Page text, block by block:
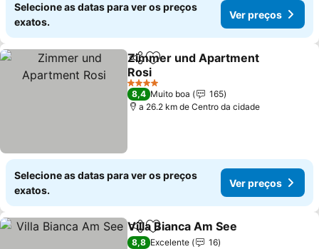
Selecione as datas para ver os preços
exatos.
Ver preços
PartilharAdicionar aos favoritos
Zimmer und Apartment
Rosi
Ver preços
4 Estrelas
8,4 Muito boa
165
a 26.2 km de Centro da cidade
Selecione as datas para ver os preços
exatos.
Ver preços
PartilharAdicionar aos favoritos
Villa Bianca Am See
8,8 Excelente
16